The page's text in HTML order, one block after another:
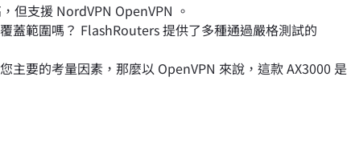
但支援 NordVPN OpenVPN 。
蓋範圍嗎？ FlashRouters 提供了多種通過嚴格測試的
主要的考量因素，那麼以 OpenVPN 來說，這款 AX3000 是